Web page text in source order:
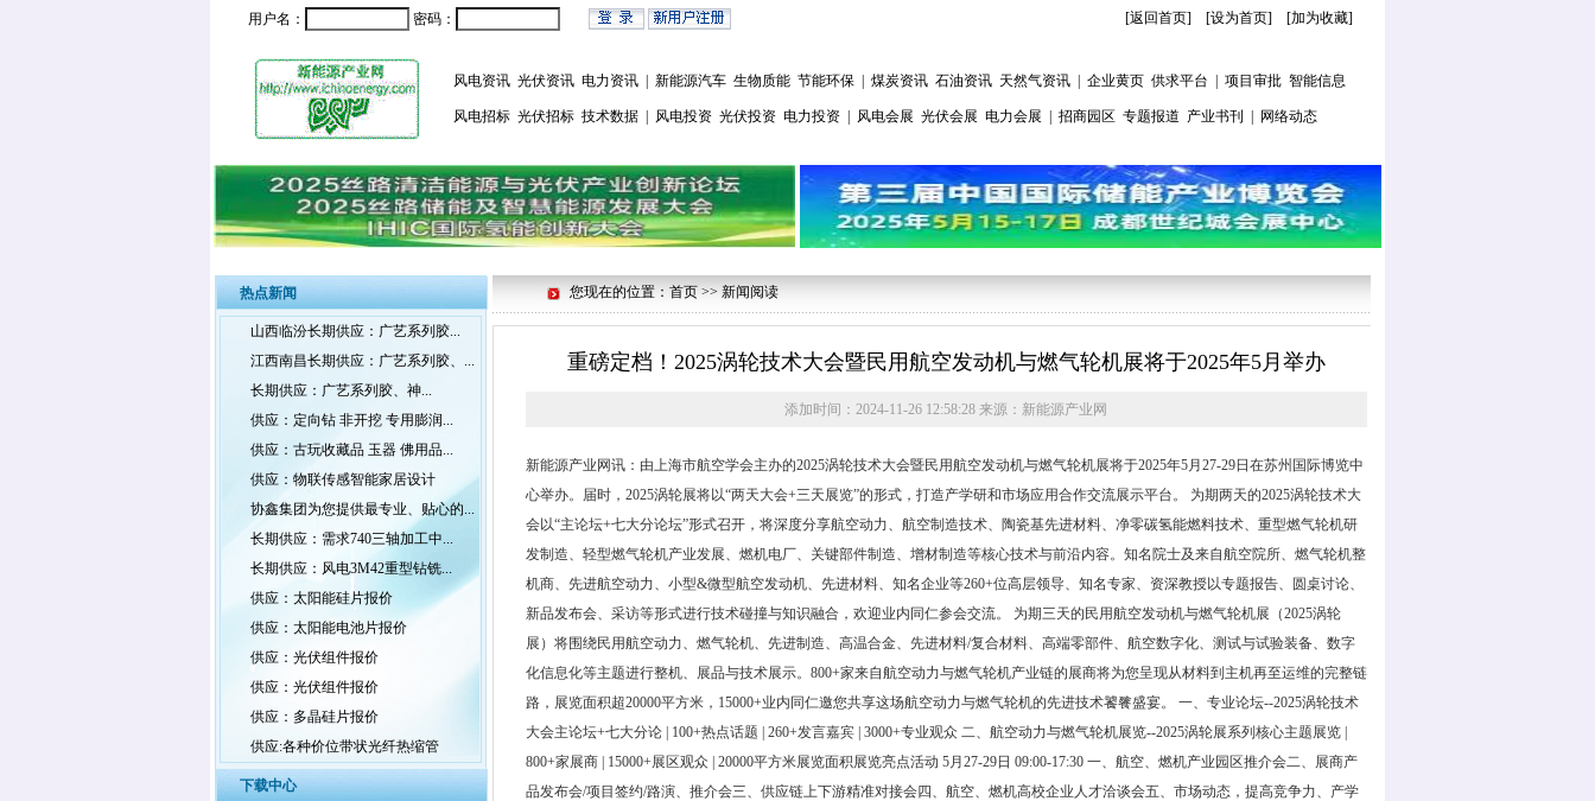
用户名： 密码： [返回首页] [设为首页] [加为收藏]
风电资讯 光伏资讯 电力资讯 新能源汽车 生物质能 节能环保 煤炭资讯 石油资讯 天然气资讯 企业黄页 供求平台 项目审批 智能信息
风电招标 光伏招标 技术数据 风电投资 光伏投资 电力投资 风电会展 光伏会展 电力会展 招商园区 专题报道 产业书刊 网络动态
热点新闻
山西临汾长期供应：广艺系列胶...
江西南昌长期供应：广艺系列胶、...
长期供应：广艺系列胶、神...
供应：定向钻 非开挖 专用膨润...
供应：古玩收藏品 玉器 佛用品...
供应：物联传感智能家居设计
协鑫集团为您提供最专业、贴心的...
长期供应：需求740三轴加工中...
长期供应：风电3M42重型钻铣...
供应：太阳能硅片报价
供应：太阳能电池片报价
供应：光伏组件报价
供应：光伏组件报价
供应：多晶硅片报价
供应:各种价位带状光纤热缩管
下载中心
您现在的位置：首页 >> 新闻阅读
重磅定档！2025涡轮技术大会暨民用航空发动机与燃气轮机展将于2025年5月举办
添加时间： 2024-11-26 12:58:28 来源： 新能源产业网
新能源产业网讯：由上海市航空学会主办的2025涡轮技术大会暨民用航空发动机与燃气轮机展将于2025年5月27-29日在苏州国际博览中
心举办。届时，2025涡轮展将以“两天大会+三天展览”的形式，打造产学研和市场应用合作交流展示平台。 为期两天的2025涡轮技术大
会以“主论坛+七大分论坛”形式召开，将深度分享航空动力、航空制造技术、陶瓷基先进材料、净零碳氢能燃料技术、重型燃气轮机研
发制造、轻型燃气轮机产业发展、燃机电厂、关键部件制造、增材制造等核心技术与前沿内容。知名院士及来自航空院所、燃气轮机整
机商、先进航空动力、小型&微型航空发动机、先进材料、知名企业等260+位高层领导、知名专家、资深教授以专题报告、圆桌讨论、
新品发布会、采访等形式进行技术碰撞与知识融合，欢迎业内同仁参会交流。 为期三天的民用航空发动机与燃气轮机展（2025涡轮
展）将围绕民用航空动力、燃气轮机、先进制造、高温合金、先进材料/复合材料、高端零部件、航空数字化、测试与试验装备、数字
化信息化等主题进行整机、展品与技术展示。800+家来自航空动力与燃气轮机产业链的展商将为您呈现从材料到主机再至运维的完整链
路，展览面积超20000平方米，15000+业内同仁邀您共享这场航空动力与燃气轮机的先进技术饕餮盛宴。 一、专业论坛--2025涡轮技术
大会主论坛+七大分论 | 100+热点话题 | 260+发言嘉宾 | 3000+专业观众 二、航空动力与燃气轮机展览--2025涡轮展系列核心主题展览 |
800+家展商 | 15000+展区观众 | 20000平方米展览面积展览亮点活动 5月27-29日 09:00-17:30 一、航空、燃机产业园区推介会二、展商产
品发布会/项目签约/路演、推介会三、供应链上下游精准对接会四、航空、燃机高校企业人才洽谈会五、市场动态，提高竞争力、产学